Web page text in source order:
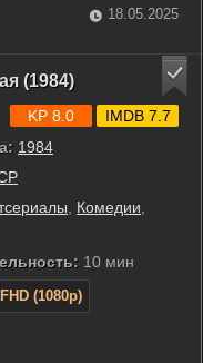
всех говорить
18.05.2025
(1984)
1984
Комедии
10 мин
FHD (1080p)
KP 8.0 IMDB 7.7